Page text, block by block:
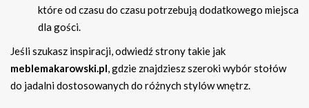
które od czasu do czasu potrzebują dodatkowego miejsca
dla gości.
Jeśli szukasz inspiracji, odwiedź strony takie jak
meblemakarowski.pl, gdzie znajdziesz szeroki wybór stołów
do jadalni dostosowanych do różnych stylów wnętrz.